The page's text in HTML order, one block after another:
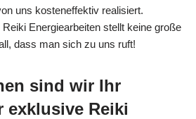
uns kosteneffektiv realisiert.
Energiearbeiten stellt keine große
dass man sich zu uns ruft!
sind wir Ihr
exklusive Reiki